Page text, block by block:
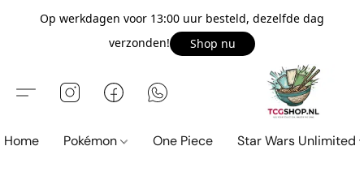
Op werkdagen voor 13:00 uur besteld, dezelfde dag
verzonden!
Shop nu
Home Pokémon One Piece Star Wars Unlimited